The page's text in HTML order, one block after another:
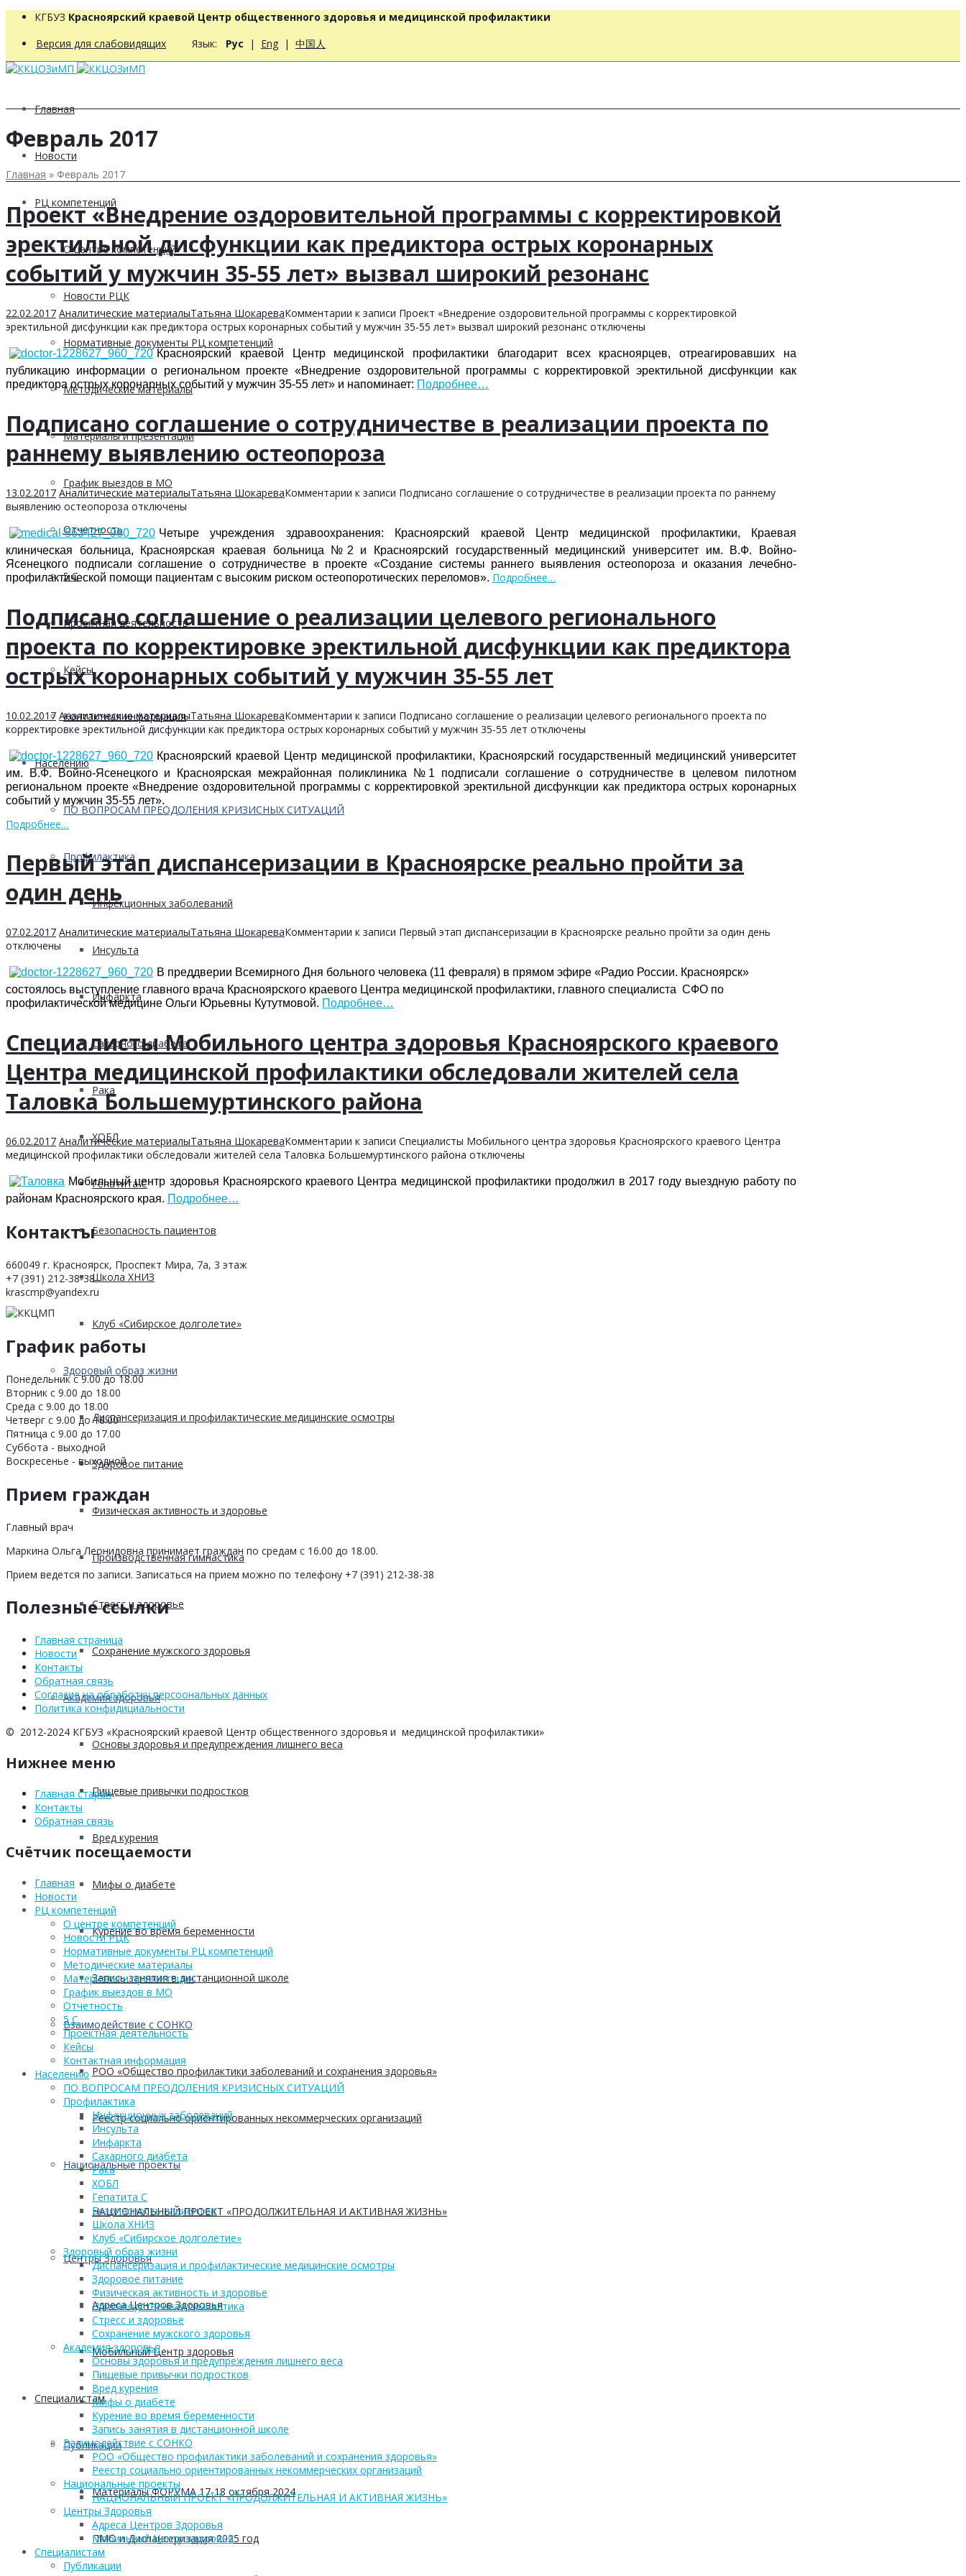
КГБУЗ Красноярский краевой Центр общественного здоровья и медицинской профилактики
Версия для слабовидящих Язык: Рус | Eng | 中国人
Главная
Новости
РЦ компетенций
О центре компетенций
Новости РЦК
Нормативные документы РЦ компетенций
Методические материалы
Материалы и презентации
График выездов в МО
Отчетность
5 С
Проектная деятельность
Кейсы
Контактная информация
Населению
ПО ВОПРОСАМ ПРЕОДОЛЕНИЯ КРИЗИСНЫХ СИТУАЦИЙ
Профилактика
Инфекционных заболеваний
Инсульта
Инфаркта
Сахарного диабета
Рака
ХОБЛ
Гепатита С
Безопасность пациентов
Школа ХНИЗ
Клуб «Сибирское долголетие»
Здоровый образ жизни
Диспансеризация и профилактические медицинские осмотры
Здоровое питание
Физическая активность и здоровье
Производственная гимнастика
Стресс и здоровье
Сохранение мужского здоровья
Академия здоровья
Основы здоровья и предупреждения лишнего веса
Пищевые привычки подростков
Вред курения
Мифы о диабете
Курение во время беременности
Запись занятия в дистанционной школе
Взаимодействие с СОНКО
РОО «Общество профилактики заболеваний и сохранения здоровья»
Реестр социально ориентированных некоммерческих организаций
Национальные проекты
НАЦИОНАЛЬНЫЙ ПРОЕКТ «ПРОДОЛЖИТЕЛЬНАЯ И АКТИВНАЯ ЖИЗНЬ»
Центры Здоровья
Адреса Центров Здоровья
Мобильный Центр здоровья
Cпециалистам
Публикации
Материалы ФОРУМА 17-18 октября 2024
ПМО и Диспансеризация 2025 год
Февраль 2017
Главная » Февраль 2017
Проект «Внедрение оздоровительной программы с корректировкой
эректильной дисфункции как предиктора острых коронарных
событий у мужчин 35-55 лет» вызвал широкий резонанс
22.02.2017 Аналитические материалыТатьяна ШокареваКомментарии к записи Проект «Внедрение оздоровительной программы с корректировкой
эректильной дисфункции как предиктора острых коронарных событий у мужчин 35-55 лет» вызвал широкий резонанс отключены
Красноярский краевой Центр медицинской профилактики благодарит всех красноярцев, отреагировавших на
публикацию информации о региональном проекте «Внедрение оздоровительной программы с корректировкой эректильной дисфункции как
предиктора острых коронарных событий у мужчин 35-55 лет» и напоминает: Подробнее…
Подписано соглашение о сотрудничестве в реализации проекта по
раннему выявлению остеопороза
13.02.2017 Аналитические материалыТатьяна ШокареваКомментарии к записи Подписано соглашение о сотрудничестве в реализации проекта по раннему
выявлению остеопороза отключены
Четыре учреждения здравоохранения: Красноярский краевой Центр медицинской профилактики, Краевая
клиническая больница, Красноярская краевая больница №2 и Красноярский государственный медицинский университет им. В.Ф. Войно-
Ясенецкого подписали соглашение о сотрудничестве в проекте «Создание системы раннего выявления остеопороза и оказания лечебно-
профилактической помощи пациентам с высоким риском остеопоротических переломов». Подробнее…
Подписано соглашение о реализации целевого регионального
проекта по корректировке эректильной дисфункции как предиктора
острых коронарных событий у мужчин 35-55 лет
10.02.2017 Аналитические материалыТатьяна ШокареваКомментарии к записи Подписано соглашение о реализации целевого регионального проекта по
корректировке эректильной дисфункции как предиктора острых коронарных событий у мужчин 35-55 лет отключены
Красноярский краевой Центр медицинской профилактики, Красноярский государственный медицинский университет
им. В.Ф. Войно-Ясенецкого и Красноярская межрайонная поликлиника №1 подписали соглашение о сотрудничестве в целевом пилотном
региональном проекте «Внедрение оздоровительной программы с корректировкой эректильной дисфункции как предиктора острых коронарных
событий у мужчин 35-55 лет».
Подробнее…
Первый этап диспансеризации в Красноярске реально пройти за
один день
07.02.2017 Аналитические материалыТатьяна ШокареваКомментарии к записи Первый этап диспансеризации в Красноярске реально пройти за один день
отключены
В преддверии Всемирного Дня больного человека (11 февраля) в прямом эфире «Радио России. Красноярск»
состоялось выступление главного врача Красноярского краевого Центра медицинской профилактики, главного специалиста СФО по
профилактической медицине Ольги Юрьевны Кутутмовой. Подробнее…
Специалисты Мобильного центра здоровья Красноярского краевого
Центра медицинской профилактики обследовали жителей села
Таловка Большемуртинского района
06.02.2017 Аналитические материалыТатьяна ШокареваКомментарии к записи Специалисты Мобильного центра здоровья Красноярского краевого Центра
медицинской профилактики обследовали жителей села Таловка Большемуртинского района отключены
Мобильный центр здоровья Красноярского краевого Центра медицинской профилактики продолжил в 2017 году выездную работу по
районам Красноярского края. Подробнее…
Контакты
660049 г. Красноярск, Проспект Мира, 7а, 3 этаж
+7 (391) 212-38-38
krascmp@yandex.ru
График работы
Понедельник с 9.00 до 18.00
Вторник с 9.00 до 18.00
Среда с 9.00 до 18.00
Четверг с 9.00 до 18.00
Пятница с 9.00 до 17.00
Суббота - выходной
Воскресенье - выходной
Прием граждан
Главный врач
Маркина Ольга Леонидовна принимает граждан по средам с 16.00 до 18.00.
Прием ведется по записи. Записаться на прием можно по телефону +7 (391) 212-38-38
Полезные ссылки
Главная страница
Новости
Контакты
Обратная связь
Согласие на обработку персоональных данных
Политика конфидициальности
© 2012-2024 КГБУЗ «Красноярский краевой Центр общественного здоровья и медицинской профилактики»
Нижнее меню
Главная старая
Контакты
Обратная связь
Счётчик посещаемости
Главная
Новости
РЦ компетенций
О центре компетенций
Новости РЦК
Нормативные документы РЦ компетенций
Методические материалы
Материалы и презентации
График выездов в МО
Отчетность
5 С
Проектная деятельность
Кейсы
Контактная информация
Населению
ПО ВОПРОСАМ ПРЕОДОЛЕНИЯ КРИЗИСНЫХ СИТУАЦИЙ
Профилактика
Инфекционных заболеваний
Инсульта
Инфаркта
Сахарного диабета
Рака
ХОБЛ
Гепатита С
Безопасность пациентов
Школа ХНИЗ
Клуб «Сибирское долголетие»
Здоровый образ жизни
Диспансеризация и профилактические медицинские осмотры
Здоровое питание
Физическая активность и здоровье
Производственная гимнастика
Стресс и здоровье
Сохранение мужского здоровья
Академия здоровья
Основы здоровья и предупреждения лишнего веса
Пищевые привычки подростков
Вред курения
Мифы о диабете
Курение во время беременности
Запись занятия в дистанционной школе
Взаимодействие с СОНКО
РОО «Общество профилактики заболеваний и сохранения здоровья»
Реестр социально ориентированных некоммерческих организаций
Национальные проекты
НАЦИОНАЛЬНЫЙ ПРОЕКТ «ПРОДОЛЖИТЕЛЬНАЯ И АКТИВНАЯ ЖИЗНЬ»
Центры Здоровья
Адреса Центров Здоровья
Мобильный Центр здоровья
Cпециалистам
Публикации